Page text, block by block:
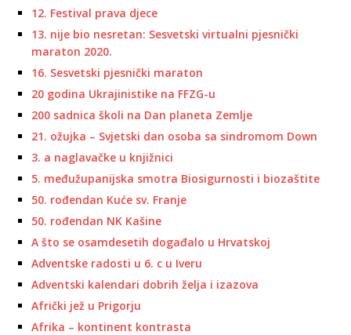
12. Festival prava djece
13. nije bio nesretan: Sesvetski virtualni pjesnički
maraton 2020.
16. Sesvetski pjesnički maraton
20 godina Ukrajinistike na FFZG-u
200 sadnica školi na Dan planeta Zemlje
21. ožujka – Svjetski dan osoba sa sindromom Down
3. a naglavačke u knjižnici
5. međužupanijska smotra Biosigurnosti i biozaštite
50. rođendan Kuće sv. Franje
50. rođendan NK Kašine
A što se osamdesetih događalo u Hrvatskoj
Adventske radosti u 6. c u Iveru
Adventski kalendari dobrih želja i izazova
Afrički jež u Prigorju
Afrika – kontinent kontrasta